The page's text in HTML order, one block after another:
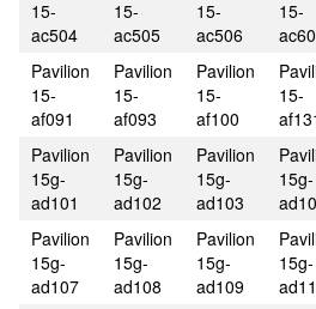
15-
ac504
15-
ac505
15-
ac506
15-
Pavilion
15-
af091
Pavilion
15-
af093
Pavilion
15-
af100
15-
Pavilion
15g-
ad101
Pavilion
15g-
ad102
Pavilion
15g-
ad103
15g-
Pavilion
15g-
ad107
Pavilion
15g-
ad108
Pavilion
15g-
ad109
15g-